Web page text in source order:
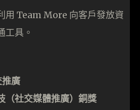
用 Team More 向客戶發放資
工具。
廣
（社交媒體推廣）銅獎